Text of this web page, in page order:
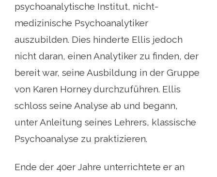
psychoanalytische Institut, nicht-
medizinische Psychoanalytiker
auszubilden. Dies hinderte Ellis jedoch
nicht daran, einen Analytiker zu finden, der
bereit war, seine Ausbildung in der Gruppe
von Karen Horney durchzuführen. Ellis
schloss seine Analyse ab und begann,
unter Anleitung seines Lehrers, klassische
Psychoanalyse zu praktizieren.
Ende der 40er Jahre unterrichtete er an